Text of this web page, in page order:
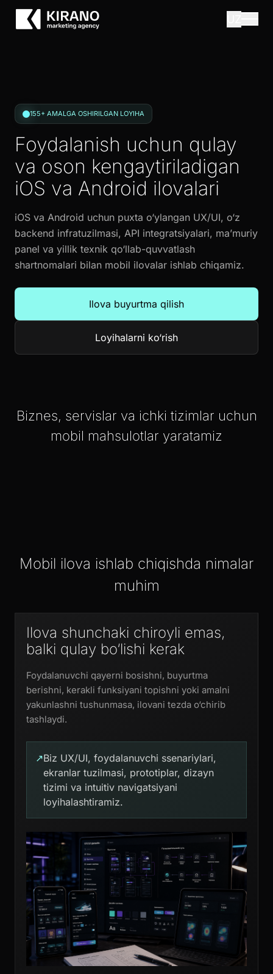
155+ AMALGA OSHIRILGAN LOYIHA
Foydalanish uchun qulay
va oson kengaytiriladigan
iOS va Android ilovalari
iOS va Android uchun puxta o‘ylangan UX/UI, o‘z
backend infratuzilmasi, API integratsiyalari, ma’muriy
panel va yillik texnik qo‘llab-quvvatlash
shartnomalari bilan mobil ilovalar ishlab chiqamiz.
Ilova buyurtma qilish
Loyihalarni ko‘rish
Biznes, servislar va ichki tizimlar uchun
mobil mahsulotlar yaratamiz
Mobil ilova ishlab chiqishda nimalar
muhim
Ilova shunchaki chiroyli emas,
balki qulay bo‘lishi kerak
Foydalanuvchi qayerni bosishni, buyurtma
berishni, kerakli funksiyani topishni yoki amalni
yakunlashni tushunmasa, ilovani tezda o‘chirib
tashlaydi.
↗Biz UX/UI, foydalanuvchi ssenariylari,
ekranlar tuzilmasi, prototiplar, dizayn
tizimi va intuitiv navigatsiyani
loyihalashtiramiz.